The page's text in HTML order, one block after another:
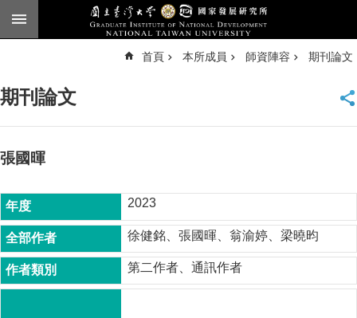
跳到主要內容區塊
臺
頁
公
告
本
所
簡
首頁 本所成員 師資陣容 期刊論文
期刊論文
張國暉
2023
徐健銘、張國暉、翁渝婷、梁曉昀
第二作者、通訊作者